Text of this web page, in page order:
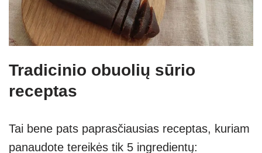
Tradicinio obuolių sūrio
receptas
Tai bene pats paprasčiausias receptas, kuriam
panaudote tereikės tik 5 ingredientų: